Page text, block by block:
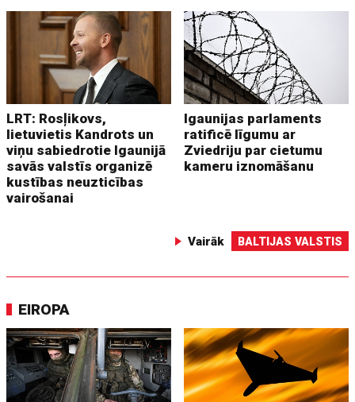
LRT: Rosļikovs,
lietuvietis Kandrots un
viņu sabiedrotie Igaunijā
savās valstīs organizē
kustības neuzticības
vairošanai
Igaunijas parlaments
ratificē līgumu ar
Zviedriju par cietumu
kameru iznomāšanu
Vairāk BALTIJAS VALSTIS
EIROPA